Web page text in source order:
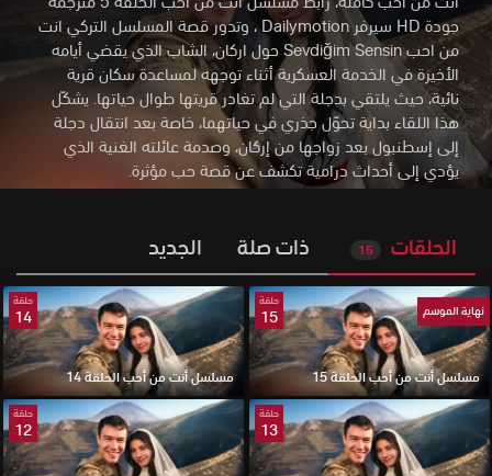
جودة HD سيرفر Dailymotion ،وتدور قصة المسلسل التركي انت
من احب Sevdiğim Sensin حول اركان، الشاب الذي يقضي أيامه
الأخيرة في الخدمة العسكرية أثناء توجهه لمساعدة سكان قرية
نائية، حيث يلتقي بدجلة التي لم تغادر قريتها طوال حياتها. يشكّل
هذا اللقاء بداية تحوّل جذري في حياتهما، خاصة بعد انتقال دجلة
إلى إسطنبول بعد زواجها من إركان، وصدمة عائلته الغنية الذي
يؤدي إلى أحداث درامية تكشف عن قصة حب مؤثرة.
الحلقات 15 ذات صلة الجديد
نهاية الموسم
حلقة
15
مسلسل أنت من أحب الحلقة 15
حلقة
14
مسلسل أنت من أحب الحلقة 14
حلقة
13
حلقة
12